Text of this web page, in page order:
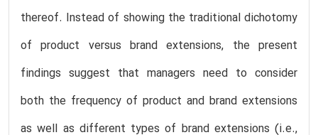
thereof. Instead of showing the traditional dichotomy
of product versus brand extensions, the present
findings suggest that managers need to consider
both the frequency of product and brand extensions
as well as different types of brand extensions (i.e.,